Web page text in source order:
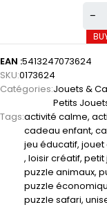
EAN :5413247073624
SKU:0173624
Catégories:Jouets &
Petits
Tags:activité calme,
cadeau enfant,
jeu éducatif, jouet
, loisir créatif, petit
puzzle animaux,
puzzle
puzzle safari,